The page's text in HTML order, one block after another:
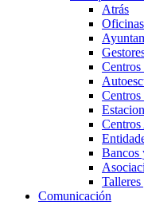
Atrás
Centros
Bancos
Talleres
Comunicación